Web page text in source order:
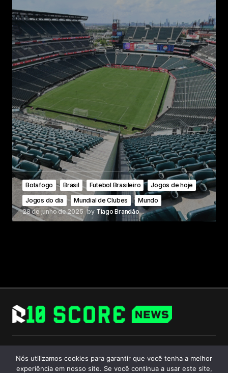
Botafogo Brasil Futebol Brasileiro
Jogos de hoje
Jogos do dia
Mundial de Clubes
Mundo
28 de junho de 2025 by Tiago Brandão
Follow Us
Nós utilizamos cookies para garantir que você tenha a melhor
experiência em nosso site. Se você continua a usar este site,